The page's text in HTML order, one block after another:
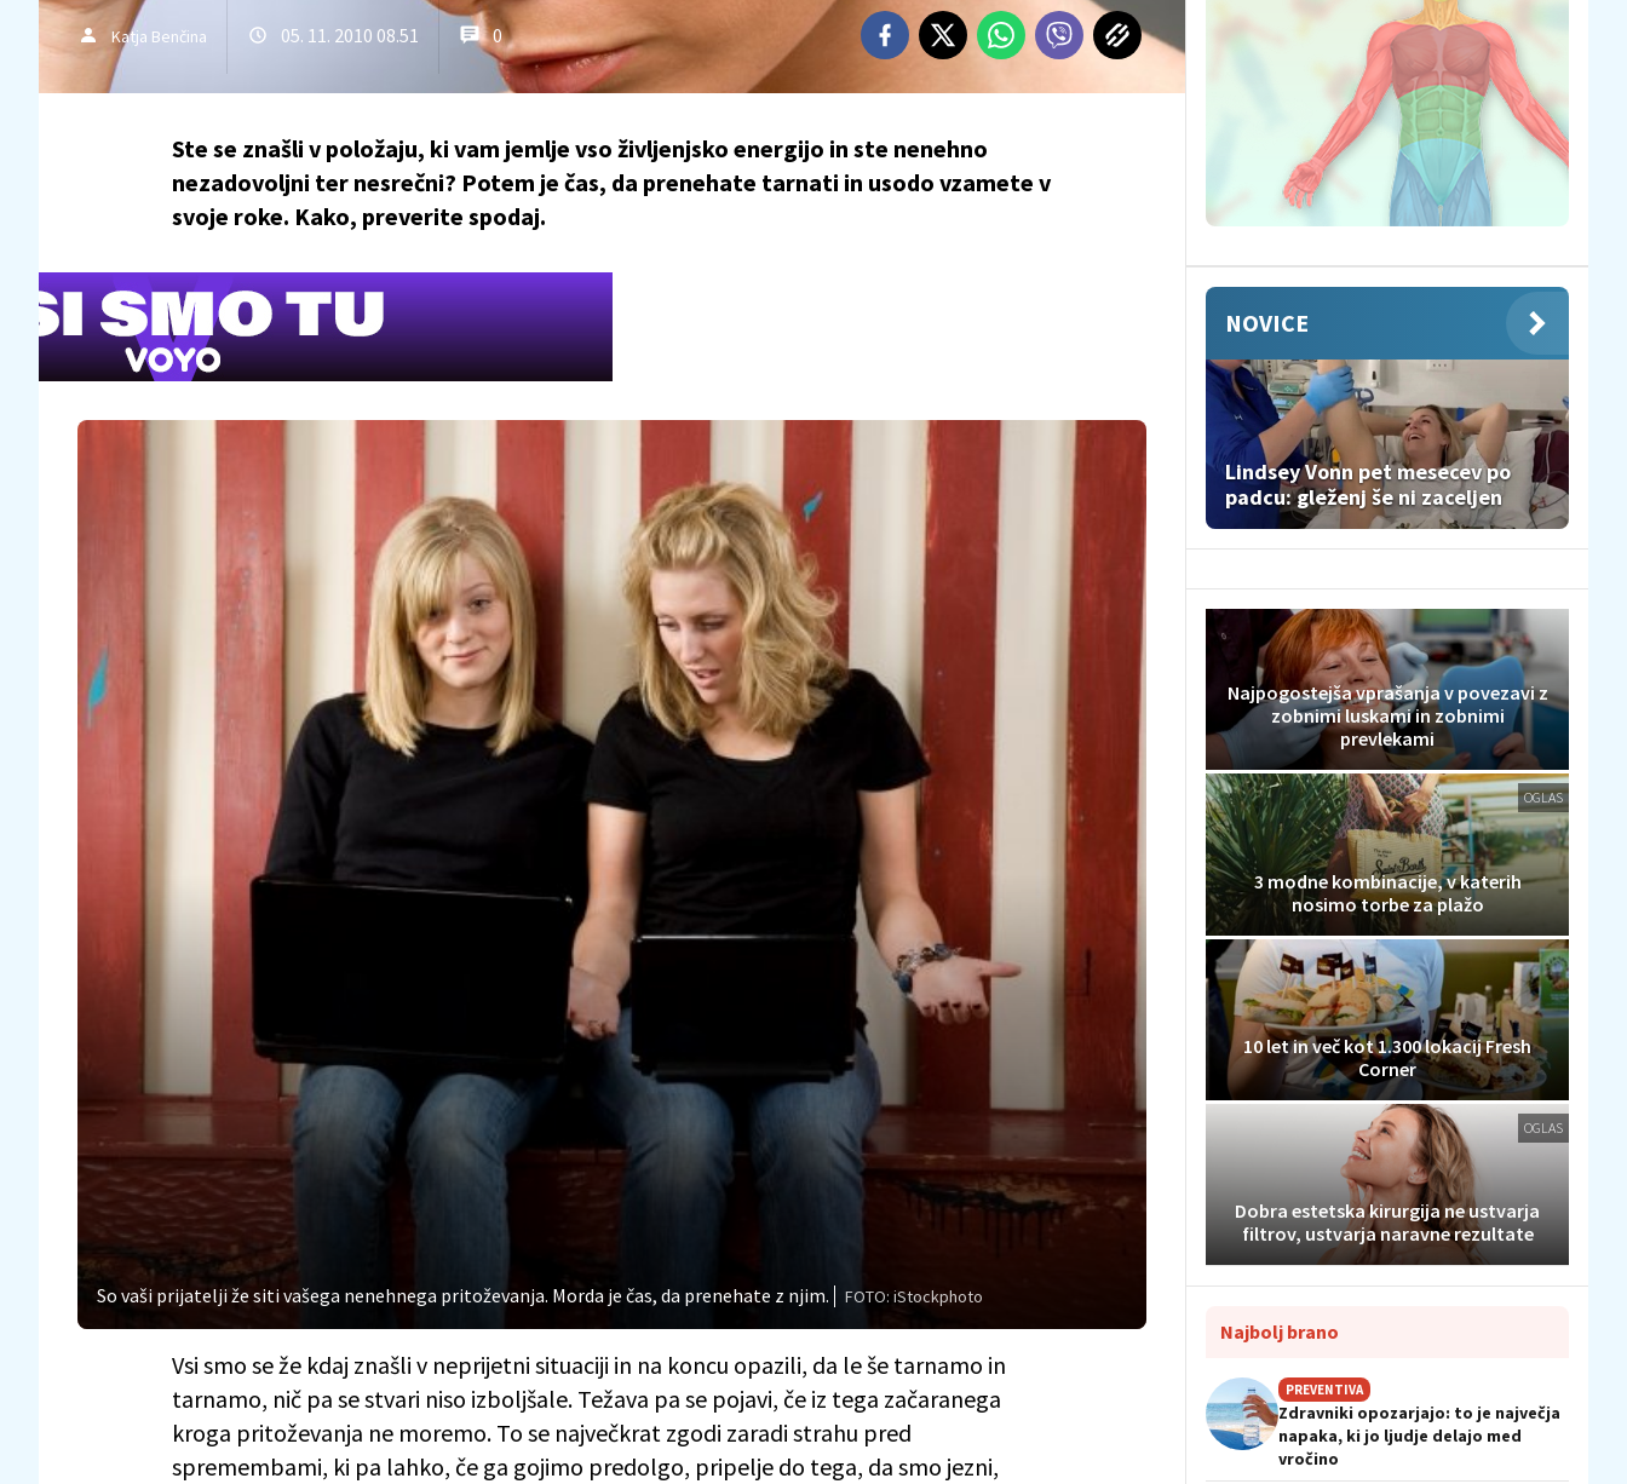
Katja Benčina 05. 11. 2010 08.51 0
Ste se znašli v položaju, ki vam jemlje vso življenjsko energijo in ste nenehno
nezadovoljni ter nesrečni? Potem je čas, da prenehate tarnati in usodo vzamete v
svoje roke. Kako, preverite spodaj.
So vaši prijatelji že siti vašega nenehnega pritoževanja. Morda je čas, da prenehate z njim. FOTO: iStockphoto
Vsi smo se že kdaj znašli v neprijetni situaciji in na koncu opazili, da le še tarnamo in
tarnamo, nič pa se stvari niso izboljšale. Težava pa se pojavi, če iz tega začaranega
kroga pritoževanja ne moremo. To se največkrat zgodi zaradi strahu pred
spremembami, ki pa lahko, če ga gojimo predolgo, pripelje do tega, da smo jezni,
NOVICE
Lindsey Vonn pet mesecev po
padcu: gleženj še ni zaceljen
Najpogostejša vprašanja v povezavi z
zobnimi luskami in zobnimi
prevlekami
OGLAS
3 modne kombinacije, v katerih
nosimo torbe za plažo
10 let in več kot 1.300 lokacij Fresh
Corner
OGLAS
Dobra estetska kirurgija ne ustvarja
filtrov, ustvarja naravne rezultate
Najbolj brano
PREVENTIVA
Zdravniki opozarjajo: to je največja
napaka, ki jo ljudje delajo med
vročino